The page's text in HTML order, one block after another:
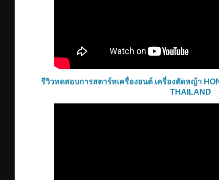
รีวิวทดสอบการสตาร์ทเครื่องยนต์ เครื่องตัดหญ้า
THAILAND